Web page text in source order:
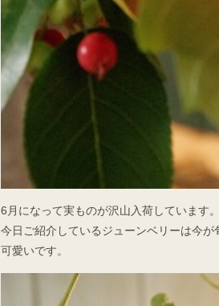
6月になって実ものが沢山入荷しています。
今日ご紹介しているジューンベリーは今が
可愛いです。